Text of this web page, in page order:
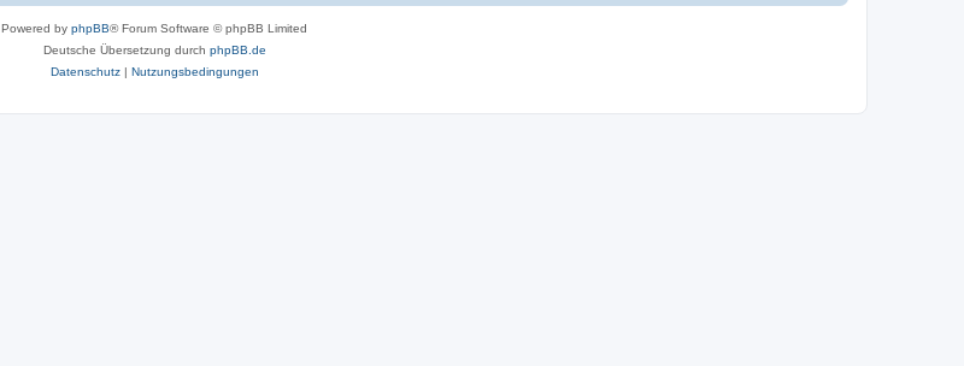
Powered by phpBB® Forum Software © phpBB Limited
Deutsche Übersetzung durch phpBB.de
Datenschutz| Nutzungsbedingungen